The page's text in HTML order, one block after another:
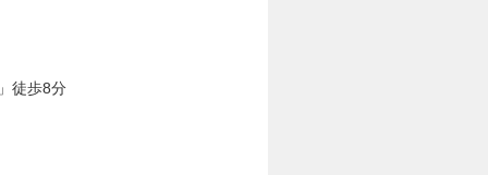
徒歩8分